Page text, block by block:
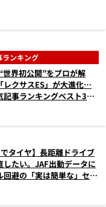
ランキング
世界初公開”をプロが解
レクサスES」が大進化…
記事ランキングベスト3】
タイヤ】長距離ドライブ
たい。JAF出動データに
避の「実は簡単な」セル